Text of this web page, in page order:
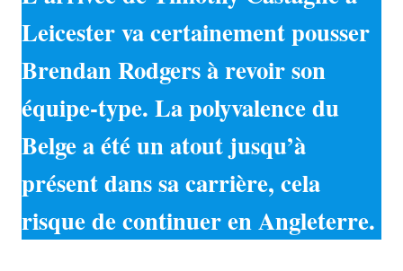
Leicester va certainement pousser
Brendan Rodgers à revoir son
équipe-type. La polyvalence du
Belge a été un atout jusqu’à
présent dans sa carrière, cela
risque de continuer en Angleterre.